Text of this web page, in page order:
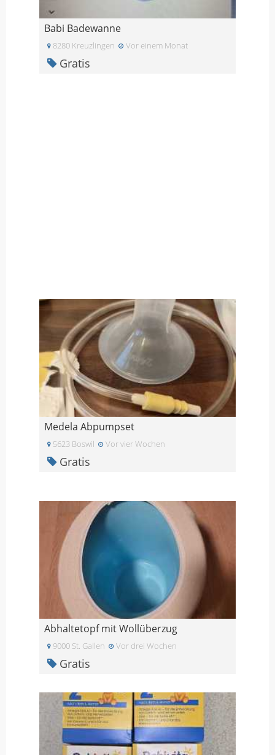
Babi Badewanne
8280 Kreuzlingen Vor einem Monat
Gratis
Medela Abpumpset
5623 Boswil Vor vier Wochen
Gratis
Abhaltetopf mit Wollüberzug
9000 St. Gallen Vor drei Wochen
Gratis